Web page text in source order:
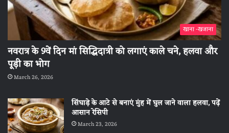
खाना -खजाना
नवरात्र के 9वें दिन मां सिद्धिदात्री को लगाएं काले चने, हलवा और
पूड़ी का भोग
March 26, 2026
सिंघाड़े के आटे से बनाएं मुंह में घुल जाने वाला हलवा, पढ़ें
आसान रेसिपी
March 23, 2026